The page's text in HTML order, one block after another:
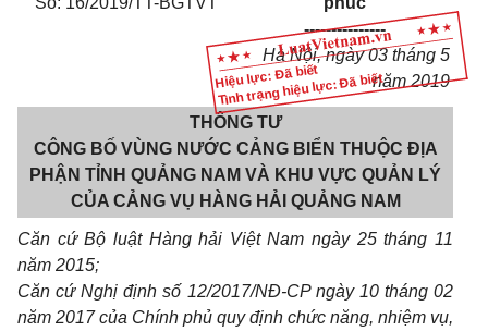
Hiệu lực: Đã biết
Tình trạng hiệu lực: Đã biết
---------------
Hà Nội, ngày 03 tháng 5
năm 2019
THÔNG TƯ
CÔNG BỐ VÙNG NƯỚC CẢNG BIỂN THUỘC ĐỊA
PHẬN TỈNH QUẢNG NAM VÀ KHU VỰC QUẢN LÝ
CỦA CẢNG VỤ HÀNG HẢI QUẢNG NAM
Căn cứ Bộ luật Hàng hải Việt Nam ngày 25 tháng 11
năm 2015;
Căn cứ Nghị định số 12/2017/NĐ-CP ngày 10 tháng 02
năm 2017 của Chính phủ quy định chức năng, nhiệm vụ,